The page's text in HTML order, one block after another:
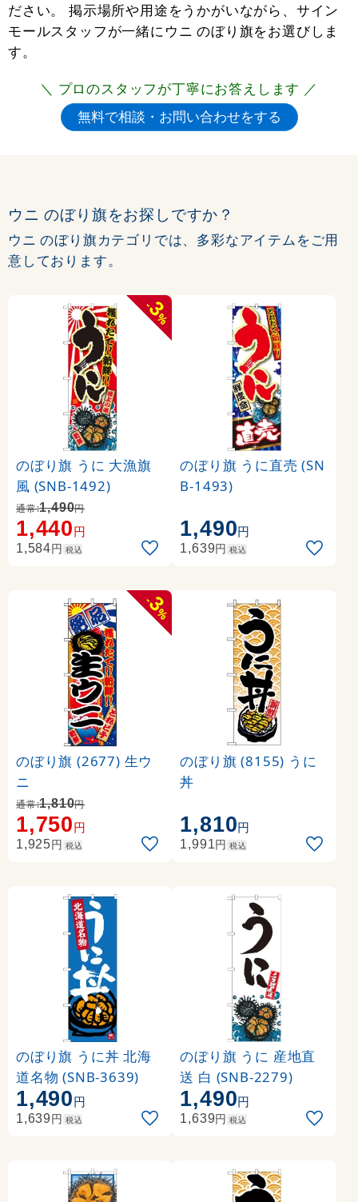
ださい。 掲示場所や用途をうかがいながら、サイン
モールスタッフが一緒にウニ のぼり旗をお選びしま
す。
＼ プロのスタッフが丁寧にお答えします ／
ウニ のぼり旗をお探しですか？
ウニ のぼり旗カテゴリでは、多彩なアイテムをご用
意しております。
-
3
%
のぼり旗 うに 大漁旗
風 (SNB-1492)
通常:1,490円
1,440円
1,584円 税込
のぼり旗 うに直売 (SN
B-1493)
1,490円
1,639円 税込
-
3
%
のぼり旗 (2677) 生ウ
ニ
通常:1,810円
1,750円
1,925円 税込
のぼり旗 (8155) うに
丼
1,810円
1,991円 税込
のぼり旗 うに丼 北海
道名物 (SNB-3639)
1,490円
1,639円 税込
のぼり旗 うに 産地直
送 白 (SNB-2279)
1,490円
1,639円 税込